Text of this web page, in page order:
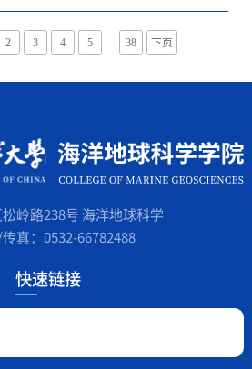
2 3 4 5 . . . 38 下页
岭路238号 海洋地球科学
真：0532-66782488
快速链接